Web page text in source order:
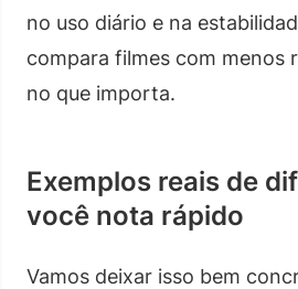
no uso diário e na
compara filmes com menos
no que importa.
Exemplos reais de
você nota rápido
Vamos deixar isso bem